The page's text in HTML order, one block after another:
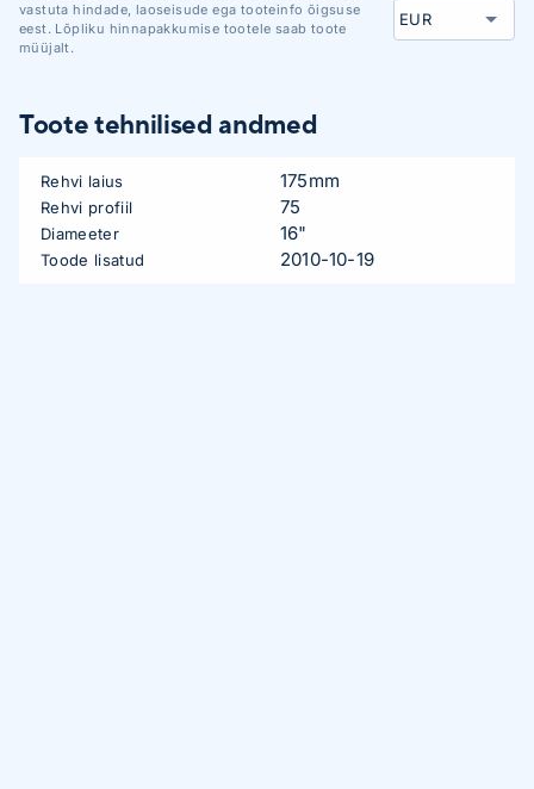
vastuta hindade, laoseisude ega tooteinfo õigsuse
eest. Lõpliku hinnapakkumise tootele saab toote
müüjalt.
Toote tehnilised andmed
Rehvi laius 175mm
Rehvi profiil 75
Diameeter 16"
Toode lisatud 2010-10-19